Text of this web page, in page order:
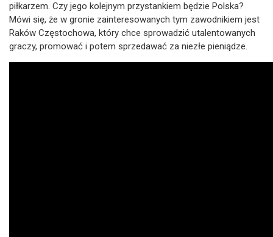
piłkarzem. Czy jego kolejnym przystankiem będzie Polska?
Mówi się, że w gronie zainteresowanych tym zawodnikiem jest
Raków Częstochowa, który chce sprowadzić utalentowanych
graczy, promować i potem sprzedawać za niezłe pieniądze.